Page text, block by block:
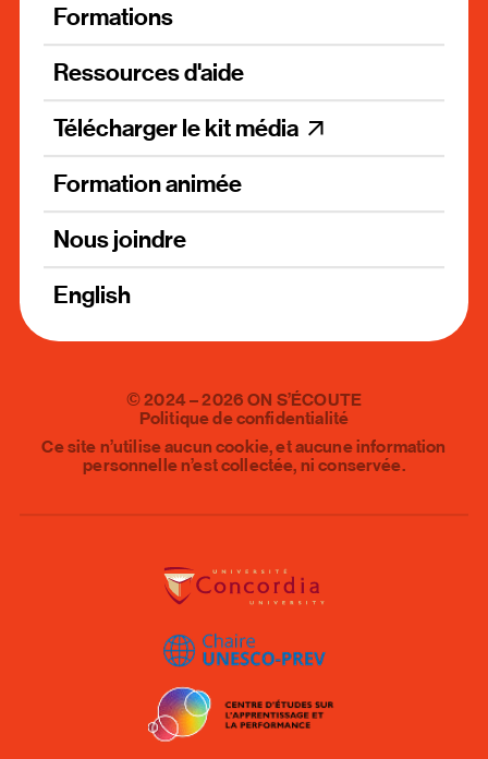
Formations
Ressources d'aide
Télécharger le kit média
Formation animée
Nous joindre
English
©2024–2026 ON S’ÉCOUTE
Politique de confidentialité
Ce site n’utilise aucun cookie, et aucune information
personnelle n’est collectée, ni conservée.